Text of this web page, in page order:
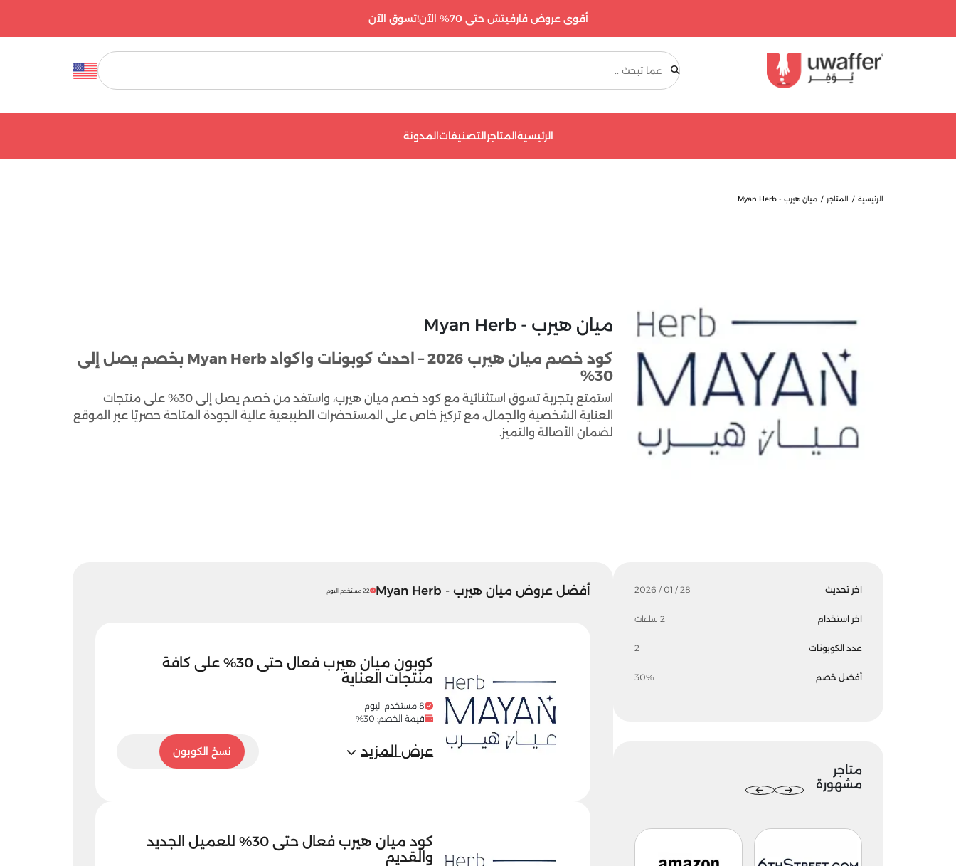
أقوى عروض فارفيتش حتى 70% الآن! تسوق الآن
بحث
الرئيسيةالمتاجرالتصنيفاتالمدونة
الرئيسية المتاجر ميان هيرب - Myan Herb
ميان هيرب - Myan Herb
كود خصم ميان هيرب 2026 – احدث كوبونات واكواد Myan Herb بخصم يصل إلى
30%
استمتع بتجربة تسوق استثنائية مع كود خصم ميان هيرب، واستفد من خصم يصل إلى 30% على منتجات
العناية الشخصية والجمال، مع تركيز خاص على المستحضرات الطبيعية عالية الجودة المتاحة حصريًا عبر الموقع
لضمان الأصالة والتميز.
اخر تحديث 28 / 01 / 2026
اخر استخدام 2 ساعات
عدد الكوبونات 2
أفضل خصم 30%
متاجر
مشهورة
أفضل عروض ميان هيرب - Myan Herb 22 مستخدم اليوم
كوبون ميان هيرب فعال حتى 30% على كافة
منتجات العناية
8 مستخدم اليوم
قيمة الخصم: 30%
عرض المزيد 5SMنسخ الكوبون
كود ميان هيرب فعال حتى 30% للعميل الجديد
والقديم